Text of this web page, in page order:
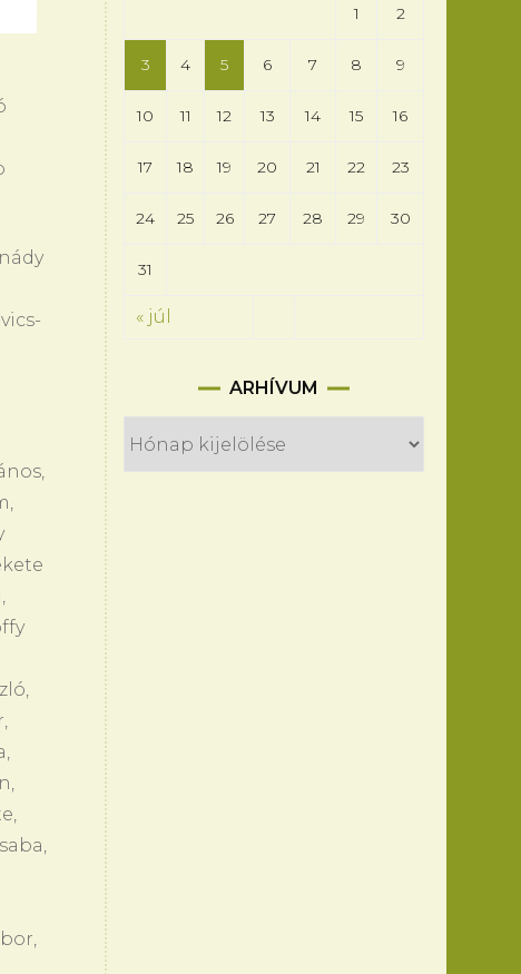
1 2
3 4 5 6 7 8 9
10 11 12 13 14 15 16
17 18 19 20 21 22 23
24 25 26 27 28 29 30
31
« júl
ARHÍVUM
Arhívum